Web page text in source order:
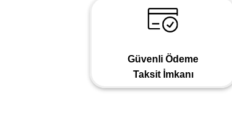
Güvenli Ödeme
Taksit İmkanı